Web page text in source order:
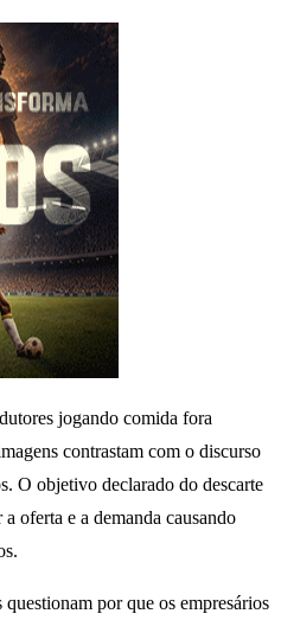
jogando comida fora
contrastam com o discurso
O objetivo declarado do descarte
oferta e a demanda causando
questionam por que os empresários